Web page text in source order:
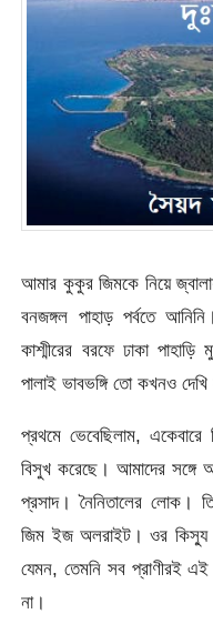
আমার কুকুর জিমকে নিয়ে
বনজঙ্গল পাহাড় পর্বতে
কাশ্মীরের বরফে ঢাকা
পালাই ভাবভঙ্গি তো কখনও দেখি
প্রথমে ভেবেছিলাম,
বিসুখ করেছে। আমাদের সঙ্গে
প্রসাদ। নৈনিতালের লোক।
জিম ইজ অলরাইট। ওর কিস্যু
যেমন, তেমনি সব প্রাণীরই
না।